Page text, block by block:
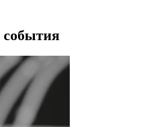
события